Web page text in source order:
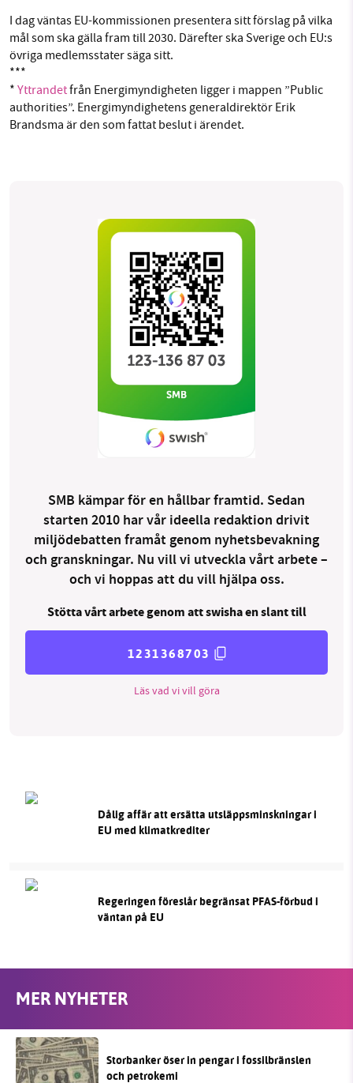
I dag väntas EU-kommissionen presentera sitt förslag på vilka
mål som ska gälla fram till 2030. Därefter ska Sverige och EU:s
övriga medlemsstater säga sitt.
***
* Yttrandetfrån Energimyndigheten ligger i mappen ”Public
authorities”. Energimyndighetens generaldirektör Erik
Brandsma är den som fattat beslut i ärendet.
SMB kämpar för en hållbar framtid. Sedan
starten 2010 har vår ideella redaktion drivit
miljödebatten framåt genom nyhetsbevakning
och granskningar. Nu vill vi utveckla vårt arbete –
och vi hoppas att du vill hjälpa oss.
Stötta vårt arbete genom att swisha en slant till
1231368703
Läs vad vi vill göra
Dålig affär att ersätta utsläppsminskningar i
EU med klimatkrediter
Regeringen föreslår begränsat PFAS-förbud i
väntan på EU
MER NYHETER
Storbanker öser in pengar i fossilbränslen
och petrokemi